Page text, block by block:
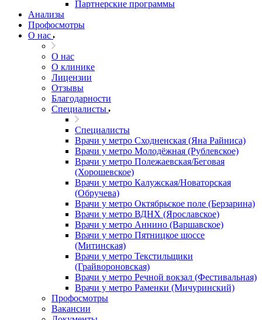
Партнерские программы
Анализы
Профосмотры
О нас
О нас
О клинике
Лицензии
Отзывы
Благодарности
Специалисты
Специалисты
Врачи у метро Сходненская (Яна Райниса)
Врачи у метро Молодёжная (Рублевское)
Врачи у метро Полежаевская/Беговая
(Хорошевское)
Врачи у метро Калужская/Новаторская
(Обручева)
Врачи у метро Октябрьское поле (Берзарина)
Врачи у метро ВДНХ (Ярославское)
Врачи у метро Аннино (Варшавское)
Врачи у метро Пятницкое шоссе
(Митинская)
Врачи у метро Текстильщики
(Грайвороновская)
Врачи у метро Речной вокзал (Фестивальная)
Врачи у метро Раменки (Мичуринский)
Профосмотры
Вакансии